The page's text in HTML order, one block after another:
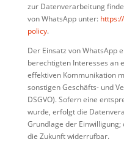
zur Datenverarbeitung
von WhatsApp unter:
policy.
Der Einsatz von WhatsApp
berechtigten Interesses an
effektiven Kommunikation
sonstigen Geschäfts- und
DSGVO). Sofern eine
wurde, erfolgt die
Grundlage der
die Zukunft widerrufbar.